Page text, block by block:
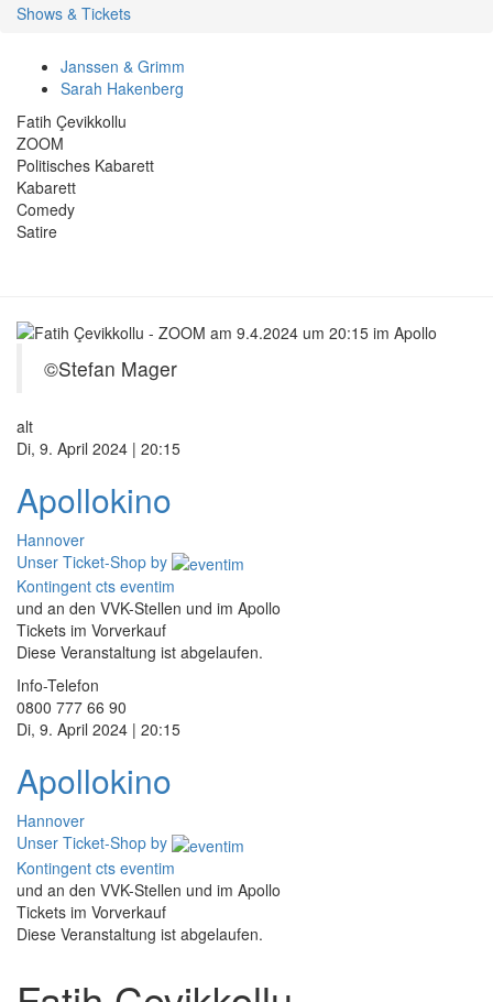
Shows & Tickets
Janssen & Grimm
Sarah Hakenberg
Fatih Çevikkollu
ZOOM
Politisches Kabarett
Kabarett
Comedy
Satire
©Stefan Mager
alt
Di, 9. April 2024 | 20:15
Apollokino
Hannover
Unser Ticket-Shop by
Kontingent cts eventim
und an den VVK-Stellen und im Apollo
Tickets im Vorverkauf
Diese Veranstaltung ist abgelaufen.
Info-Telefon
0800 777 66 90
Di, 9. April 2024 | 20:15
Apollokino
Hannover
Unser Ticket-Shop by
Kontingent cts eventim
und an den VVK-Stellen und im Apollo
Tickets im Vorverkauf
Diese Veranstaltung ist abgelaufen.